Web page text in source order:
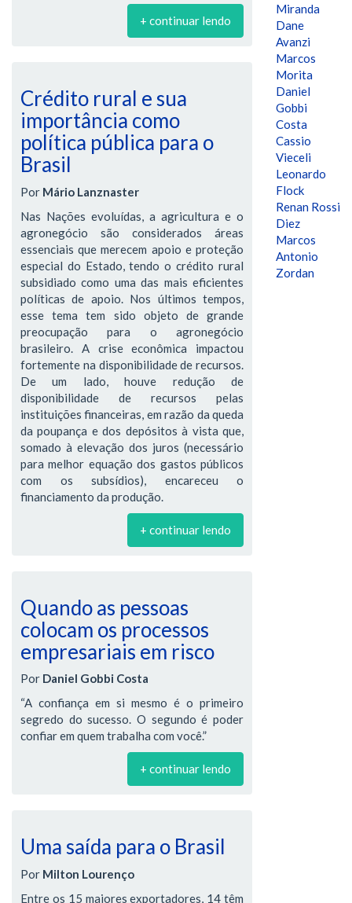
+ continuar lendo
Crédito rural e sua
importância como
política pública para o
Brasil
Por Mário Lanznaster
Nas Nações evoluídas, a agricultura e o
agronegócio são considerados áreas
essenciais que merecem apoio e proteção
especial do Estado, tendo o crédito rural
subsidiado como uma das mais eficientes
políticas de apoio. Nos últimos tempos,
esse tema tem sido objeto de grande
preocupação para o agronegócio
brasileiro. A crise econômica impactou
fortemente na disponibilidade de recursos.
De um lado, houve redução de
disponibilidade de recursos pelas
instituições financeiras, em razão da queda
da poupança e dos depósitos à vista que,
somado à elevação dos juros (necessário
para melhor equação dos gastos públicos
com os subsídios), encareceu o
financiamento da produção.
+ continuar lendo
Quando as pessoas
colocam os processos
empresariais em risco
Por Daniel Gobbi Costa
“A confiança em si mesmo é o primeiro
segredo do sucesso. O segundo é poder
confiar em quem trabalha com você.”
+ continuar lendo
Uma saída para o Brasil
Por Milton Lourenço
Entre os 15 maiores exportadores, 14 têm
Miranda
Dane
Avanzi
Marcos
Morita
Daniel
Gobbi
Costa
Cassio
Vieceli
Leonardo
Flock
Renan Rossi
Diez
Marcos
Antonio
Zordan